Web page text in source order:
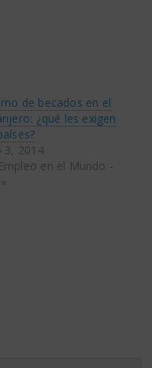
de becados en el
¿qué les exigen
3, 2014
en el Mundo -